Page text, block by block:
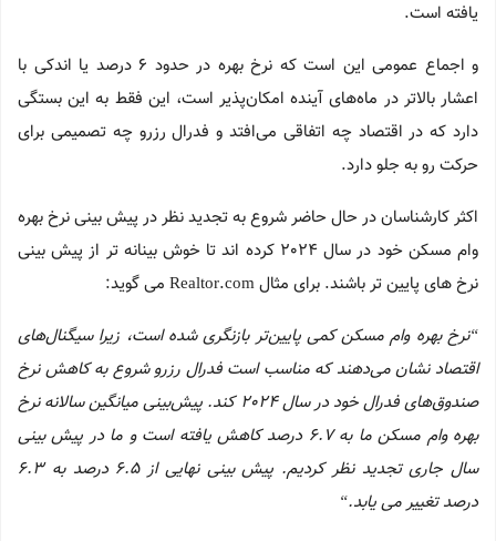
یافته است.
و اجماع عمومی این است که نرخ‌ بهره در حدود 6 درصد یا اندکی با
اعشار بالاتر در ماه‌های آینده امکان‌پذیر است، این فقط به این بستگی
دارد که در اقتصاد چه اتفاقی می‌افتد و فدرال رزرو چه تصمیمی برای
حرکت رو به جلو دارد.
اکثر کارشناسان در حال حاضر شروع به تجدید نظر در پیش بینی نرخ بهره
وام مسکن خود در سال 2024 کرده اند تا خوش بینانه تر از پیش بینی
نرخ های پایین تر باشند. برای مثال Realtor.com می گوید:
“نرخ‌ بهره وام مسکن کمی پایین‌تر بازنگری شده است، زیرا سیگنال‌های
اقتصاد نشان می‌دهند که مناسب است فدرال رزرو شروع به کاهش نرخ
صندوق‌های فدرال خود در سال 2024 کند. پیش‌بینی میانگین سالانه نرخ
بهره وام مسکن ما به 6.7 درصد کاهش یافته است و ما در پیش بینی
سال جاری تجدید نظر کردیم. پیش بینی نهایی از 6.5 درصد به 6.3
درصد تغییر می یابد.“